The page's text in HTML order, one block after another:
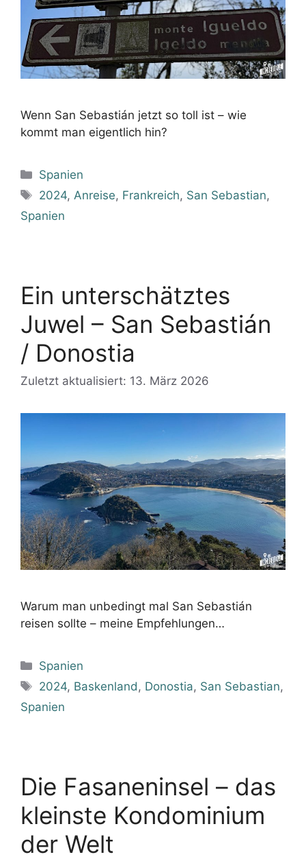
Wenn San Sebastián jetzt so toll ist – wie
kommt man eigentlich hin?
Kategorien
Spanien
Schlagwörter
2024, Anreise, Frankreich, San Sebastian,
Spanien
Ein unterschätztes
Juwel – San Sebastián
/ Donostia
Zuletzt aktualisiert: 13. März 2026
Warum man unbedingt mal San Sebastián
reisen sollte – meine Empfehlungen…
Kategorien
Spanien
Schlagwörter
2024, Baskenland , Donostia, San Sebastian,
Spanien
Die Fasaneninsel – das
kleinste Kondominium
der Welt